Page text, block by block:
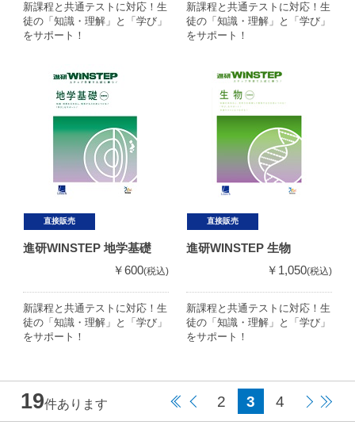
新課程と共通テストに対応！生
徒の「知識・理解」と「学び」
をサポート！
新課程と共通テストに対応！生
徒の「知識・理解」と「学び」
をサポート！
直接販売
進研WINSTEP 地学基礎
￥600(税込)
新課程と共通テストに対応！生
徒の「知識・理解」と「学び」
をサポート！
直接販売
進研WINSTEP 生物
￥1,050(税込)
新課程と共通テストに対応！生
徒の「知識・理解」と「学び」
をサポート！
19件あります 2 3 4